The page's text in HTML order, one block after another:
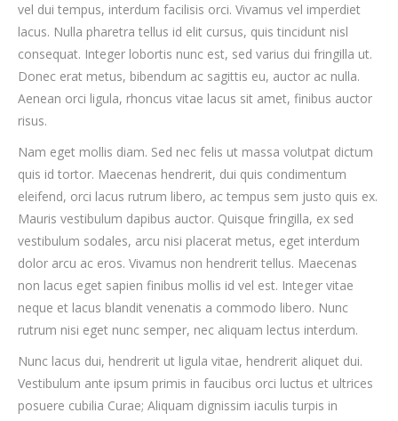
vel dui tempus, interdum facilisis orci. Vivamus vel imperdiet
lacus. Nulla pharetra tellus id elit cursus, quis tincidunt nisl
consequat. Integer lobortis nunc est, sed varius dui fringilla ut.
Donec erat metus, bibendum ac sagittis eu, auctor ac nulla.
Aenean orci ligula, rhoncus vitae lacus sit amet, finibus auctor
risus.
Nam eget mollis diam. Sed nec felis ut massa volutpat dictum
quis id tortor. Maecenas hendrerit, dui quis condimentum
eleifend, orci lacus rutrum libero, ac tempus sem justo quis ex.
Mauris vestibulum dapibus auctor. Quisque fringilla, ex sed
vestibulum sodales, arcu nisi placerat metus, eget interdum
dolor arcu ac eros. Vivamus non hendrerit tellus. Maecenas
non lacus eget sapien finibus mollis id vel est. Integer vitae
neque et lacus blandit venenatis a commodo libero. Nunc
rutrum nisi eget nunc semper, nec aliquam lectus interdum.
Nunc lacus dui, hendrerit ut ligula vitae, hendrerit aliquet dui.
Vestibulum ante ipsum primis in faucibus orci luctus et ultrices
posuere cubilia Curae; Aliquam dignissim iaculis turpis in